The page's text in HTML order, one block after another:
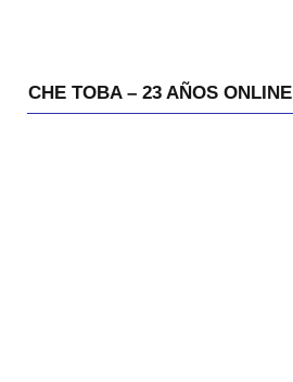
CHE TOBA – 23 AÑOS ONLINE